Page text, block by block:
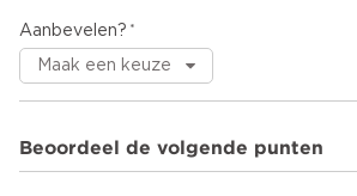
Aanbevelen?
Beoordeel de volgende punten